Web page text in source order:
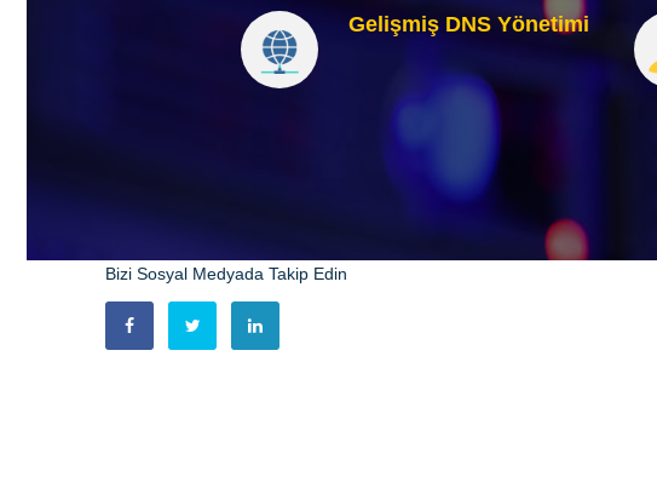
Gelişmiş DNS Yönetimi
Bizi Sosyal Medyada Takip Edin